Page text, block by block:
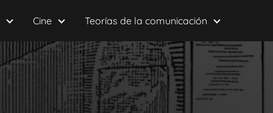
Cine Teorías de la comunicación